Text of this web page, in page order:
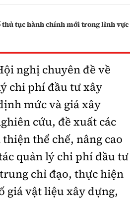
thủ tục hành chính mới trong lĩnh vực
nghị chuyên đề về
chi phí đầu tư xây
mức và giá xây
cứu, đề xuất các
thể chế, nâng cao
quản lý chi phí đầu tư
chỉ đạo, thực hiện
giá vật liệu xây dựng,